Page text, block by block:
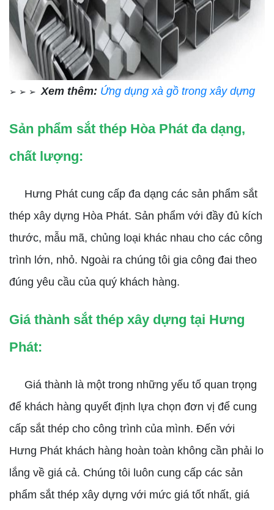
➢ ➢ ➢ Xem thêm: Ứng dụng xà gồ trong xây dựng
Sản phẩm sắt thép Hòa Phát đa dạng,
chất lượng:
Hưng Phát cung cấp đa dạng các sản phẩm sắt
thép xây dựng Hòa Phát. Sản phẩm với đầy đủ kích
thước, mẫu mã, chủng loại khác nhau cho các công
trình lớn, nhỏ. Ngoài ra chúng tôi gia công đai theo
đúng yêu cầu của quý khách hàng.
Giá thành sắt thép xây dựng tại Hưng
Phát:
Giá thành là một trong những yếu tố quan trọng
để khách hàng quyết định lựa chọn đơn vị để cung
cấp sắt thép cho công trình của mình. Đến với
Hưng Phát khách hàng hoàn toàn không cần phải lo
lắng về giá cả. Chúng tôi luôn cung cấp các sản
phẩm sắt thép xây dựng với mức giá tốt nhất, giá